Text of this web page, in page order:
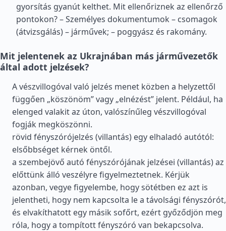
gyorsítás gyanút kelthet. Mit ellenőriznek az ellenőrző
pontokon? – Személyes dokumentumok – csomagok
(átvizsgálás) – járművek; – poggyász és rakomány.
Mit jelentenek az Ukrajnában más járművezetők
által adott jelzések?
A vészvillogóval való jelzés menet közben a helyzettől
függően „köszönöm” vagy „elnézést” jelent. Például, ha
elenged valakit az úton, valószínűleg vészvillogóval
fogják megköszönni.
rövid fényszórójelzés (villantás) egy elhaladó autótól:
elsőbbséget kérnek öntől.
a szembejövő autó fényszórójának jelzései (villantás) az
előttünk álló veszélyre figyelmeztetnek. Kérjük
azonban, vegye figyelembe, hogy sötétben ez azt is
jelentheti, hogy nem kapcsolta le a távolsági fényszórót,
és elvakíthatott egy másik sofőrt, ezért győződjön meg
róla, hogy a tompított fényszóró van bekapcsolva.